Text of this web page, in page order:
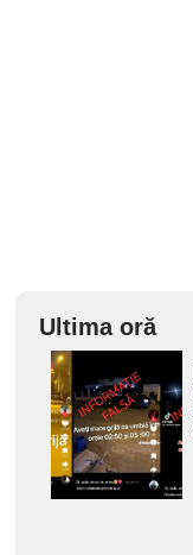
Ultima oră
Adaugă
aici textul
pentru
subtitlu